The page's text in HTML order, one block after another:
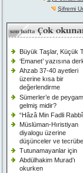
Şifremi
Büyük Taşlar, Küçük
‘Emanet’ yazısına
Ahzab 37-40 ayetleri
üzerine kısa bir
değerlendirme
Sümerler’e de
gelmiş midir?
“Hâzâ Min Fadli
Müslüman-Hıristiyan
diyalogu üzerine
düşünceler ve
Tutunamayanlar için
Abdülhakim Murad’ı
okurken